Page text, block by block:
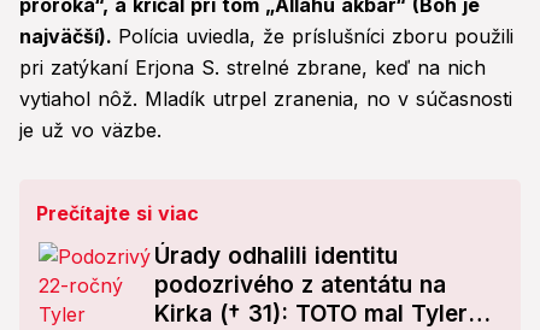
proroka“, a kričal pri tom „Alláhu akbar“ (Boh je
najväčší). Polícia uviedla, že príslušníci zboru použili
pri zatýkaní Erjona S. strelné zbrane, keď na nich
vytiahol nôž. Mladík utrpel zranenia, no v súčasnosti
je už vo väzbe.
Prečítajte si viac
Úrady odhalili identitu
podozrivého z atentátu na
Kirka († 31): TOTO mal Tyler